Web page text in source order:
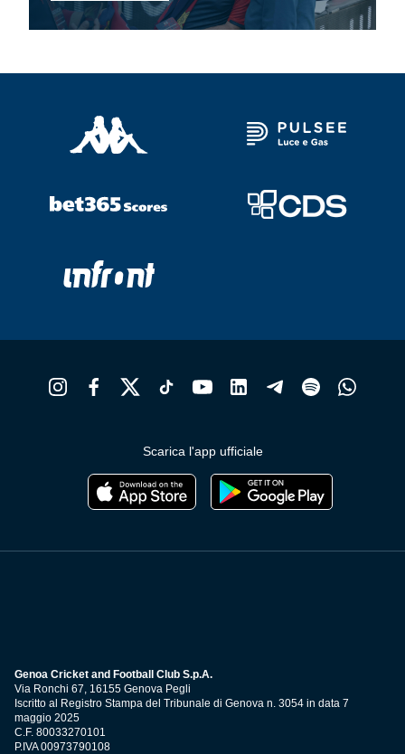
Scarica l'app ufficiale
Genoa Cricket and Football Club S.p.A.
Via Ronchi 67, 16155 Genova Pegli
Iscritto al Registro Stampa del Tribunale di Genova n. 3054 in data 7
maggio 2025
C.F. 80033270101
P.IVA 00973790108